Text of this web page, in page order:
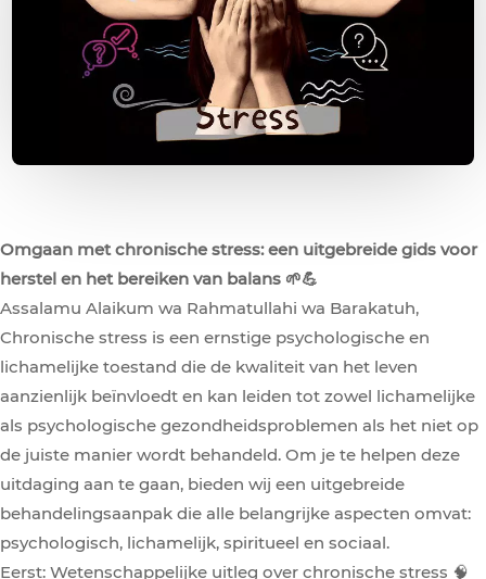
Omgaan met chronische stress: een uitgebreide gids voor
herstel en het bereiken van balans 🌱💪
Assalamu Alaikum wa Rahmatullahi wa Barakatuh,
Chronische stress is een ernstige psychologische en
lichamelijke toestand die de kwaliteit van het leven
aanzienlijk beïnvloedt en kan leiden tot zowel lichamelijke
als psychologische gezondheidsproblemen als het niet op
de juiste manier wordt behandeld. Om je te helpen deze
uitdaging aan te gaan, bieden wij een uitgebreide
behandelingsaanpak die alle belangrijke aspecten omvat:
psychologisch, lichamelijk, spiritueel en sociaal.
Eerst: Wetenschappelijke uitleg over chronische stress 🧠